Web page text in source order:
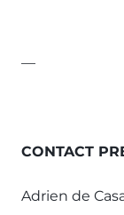
—
CONTACT
Adrien de